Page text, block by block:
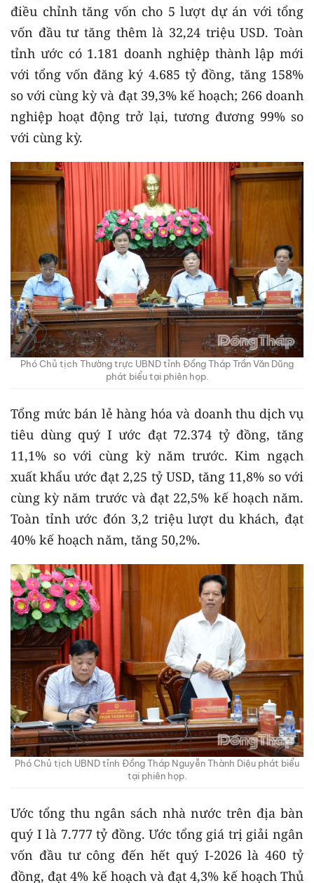
điều chỉnh tăng vốn cho 5 lượt dự án với tổng
vốn đầu tư tăng thêm là 32,24 triệu USD. Toàn
tỉnh ước có 1.181 doanh nghiệp thành lập mới
với tổng vốn đăng ký 4.685 tỷ đồng, tăng 158%
so với cùng kỳ và đạt 39,3% kế hoạch; 266 doanh
nghiệp hoạt động trở lại, tương đương 99% so
với cùng kỳ.
Phó Chủ tịch Thường trực UBND tỉnh Đồng Tháp Trần Văn Dũng
phát biểu tại phiên họp.
Tổng mức bán lẻ hàng hóa và doanh thu dịch vụ
tiêu dùng quý I ước đạt 72.374 tỷ đồng, tăng
11,1% so với cùng kỳ năm trước. Kim ngạch
xuất khẩu ước đạt 2,25 tỷ USD, tăng 11,8% so với
cùng kỳ năm trước và đạt 22,5% kế hoạch năm.
Toàn tỉnh ước đón 3,2 triệu lượt du khách, đạt
40% kế hoạch năm, tăng 50,2%.
Phó Chủ tịch UBND tỉnh Đồng Tháp Nguyễn Thành Diệu phát biểu
tại phiên họp.
Ước tổng thu ngân sách nhà nước trên địa bàn
quý I là 7.777 tỷ đồng. Ước tổng giá trị giải ngân
vốn đầu tư công đến hết quý I-2026 là 460 tỷ
đồng, đạt 4% kế hoạch và đạt 4,3% kế hoạch Thủ